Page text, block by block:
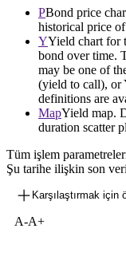
PBond price
historical price
YYield chart for
bond over time.
may be one of
(yield to call), or
definitions are
MapYield map.
duration scatter
Tüm işlem
Şu tarihe ilişkin son
Karşılaştırmak için